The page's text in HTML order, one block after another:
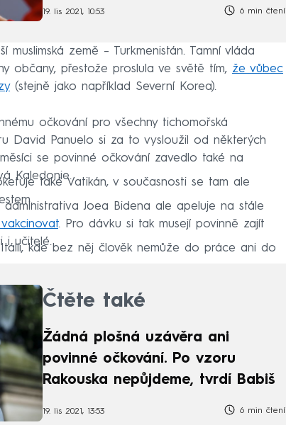
19. lis 2021, 10:53 6 min čtení
země – Turkmenistán. Tamní vláda
občany, přestože proslula ve světě tím, že vůbec
(stejně jako například Severní Korea).
očkování pro všechny tichomořská
David Panuelo si za to vysloužil od některých
se povinné očkování zavedlo také na
Kaledonie.
také Vatikán, v současnosti se tam ale
Joea Bidena ale apeluje na stále
. Pro dávku si tak musejí povinně zajít
i učitelé.
kde bez něj člověk nemůže do práce ani do
Čtěte také
Žádná plošná uzávěra ani
povinné očkování. Po vzoru
Rakouska nepůjdeme, tvrdí Babiš
19. lis 2021, 13:53 6 min čtení